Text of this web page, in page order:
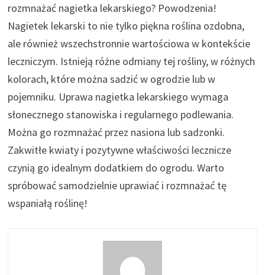
rozmnażać nagietka lekarskiego? Powodzenia!
Nagietek lekarski to nie tylko piękna roślina ozdobna,
ale również wszechstronnie wartościowa w kontekście
leczniczym. Istnieją różne odmiany tej rośliny, w różnych
kolorach, które można sadzić w ogrodzie lub w
pojemniku. Uprawa nagietka lekarskiego wymaga
słonecznego stanowiska i regularnego podlewania.
Można go rozmnażać przez nasiona lub sadzonki.
Zakwitłe kwiaty i pozytywne właściwości lecznicze
czynią go idealnym dodatkiem do ogrodu. Warto
spróbować samodzielnie uprawiać i rozmnażać tę
wspaniałą roślinę!